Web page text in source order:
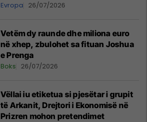
Evropa 26/07/2026
Vetëm dy raunde dhe miliona euro
në xhep, zbulohet sa fituan Joshua
e Prenga
Boks 26/07/2026
Vëllai iu etiketua si pjesëtar i grupit
të Arkanit, Drejtori i Ekonomisë në
Prizren mohon pretendimet